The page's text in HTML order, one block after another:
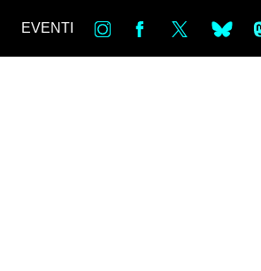
EVENTI in bsky